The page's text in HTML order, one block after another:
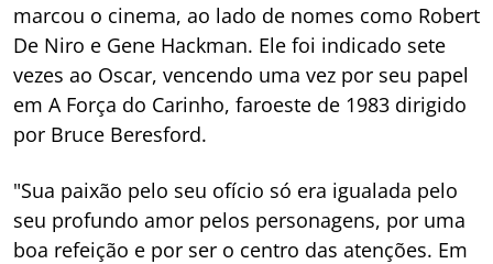
marcou o cinema, ao lado de nomes como Robert
De Niro e Gene Hackman. Ele foi indicado sete
vezes ao Oscar, vencendo uma vez por seu papel
em A Força do Carinho, faroeste de 1983 dirigido
por Bruce Beresford.
"Sua paixão pelo seu ofício só era igualada pelo
seu profundo amor pelos personagens, por uma
boa refeição e por ser o centro das atenções. Em